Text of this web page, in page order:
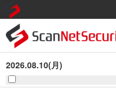
2026.08.10(月)